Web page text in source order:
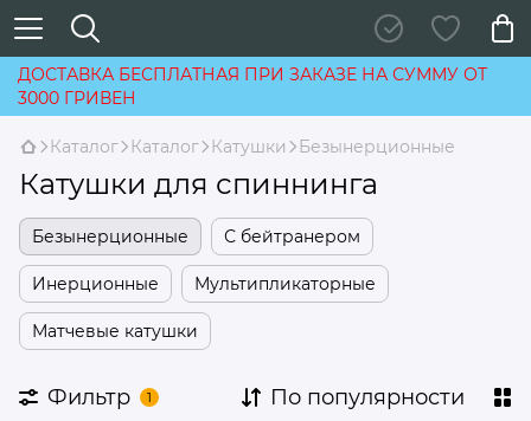
ДОСТАВКА БЕСПЛАТНАЯ ПРИ ЗАКАЗЕ НА СУММУ ОТ
3000 ГРИВЕН
Каталог Каталог Катушки Безынерционные
Катушки для спиннинга
Безынерционные С бейтранером
Инерционные Мультипликаторные
Матчевые катушки
Фильтр 1 По популярности